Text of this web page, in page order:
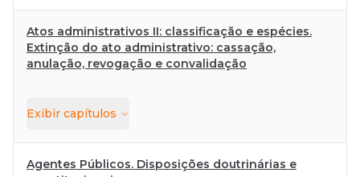
Atos administrativos II: classificação e espécies.
Extinção do ato administrativo: cassação,
anulação, revogação e convalidação
Exibir capítulos
Agentes Públicos. Disposições doutrinárias e